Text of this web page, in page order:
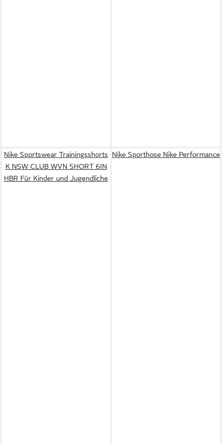
Nike Sportswear Trainingsshorts
K NSW CLUB WVN SHORT 6IN
HBR Für Kinder und Jugendliche
Nike Sporthose Nike Performance